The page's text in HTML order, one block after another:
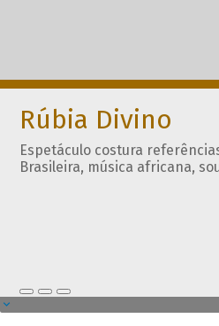
Rúbia Divino
Espetáculo costura
Brasileira, música africana,